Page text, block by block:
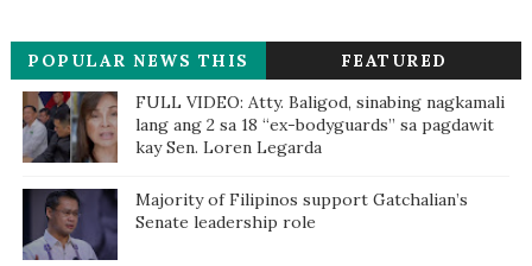
POPULAR NEWS THIS
WEEK
FEATURED
FULL VIDEO: Atty. Baligod, sinabing nagkamali
lang ang 2 sa 18 “ex-bodyguards” sa pagdawit
kay Sen. Loren Legarda
Majority of Filipinos support Gatchalian’s
Senate leadership role